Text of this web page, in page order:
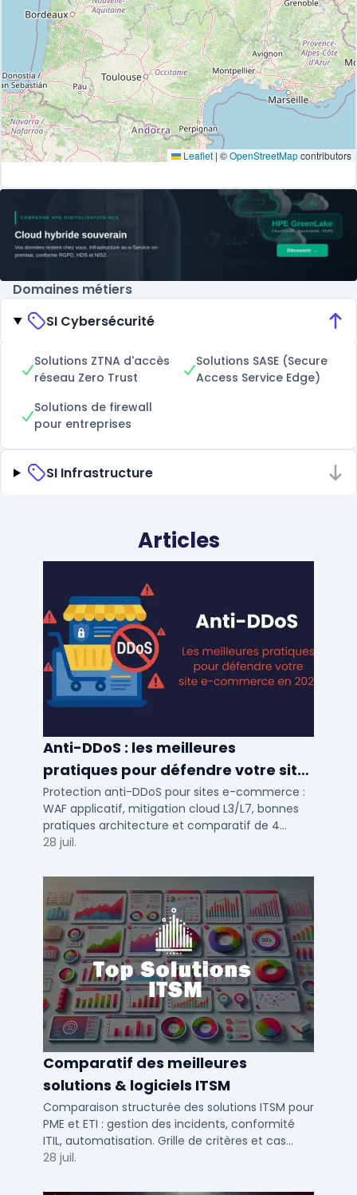
Leaflet | ©OpenStreetMapcontributors
Domaines métiers
SI Cybersécurité
Solutions ZTNA d'accès
réseau Zero Trust
Solutions SASE (Secure
Access Service Edge)
Solutions de firewall
pour entreprises
SI Infrastructure
Articles
Anti-DDoS : les meilleures
pratiques pour défendre votre site
e-commerce en 2025
Protection anti-DDoS pour sites e-commerce :
WAF applicatif, mitigation cloud L3/L7, bonnes
pratiques architecture et comparatif de 4
solutions testees par des DSI en 2025.
28 juil.
Comparatif des meilleures
solutions & logiciels ITSM
Comparaison structurée des solutions ITSM pour
PME et ETI : gestion des incidents, conformité
ITIL, automatisation. Grille de critères et cas
d'usage par taille d'entreprise.
28 juil.